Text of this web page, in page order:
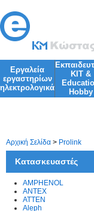
Εργαλεία
εργαστηρίων
ηλεκτρολογικά
KIT &
Ηobby
Αρχική Σελίδα > Prolink
Κατασκευαστές
AMPHENOL
ANTEX
ATTEN
Aleph